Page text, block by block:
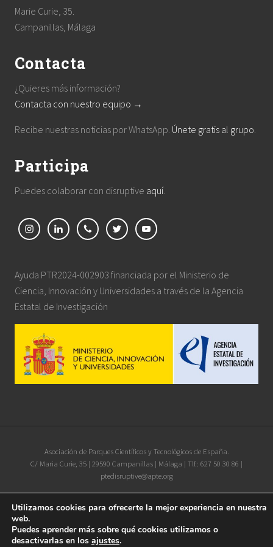
Marie Curie, 35.
Campanillas, Málaga
Contacta
¿Quieres más información?
Contacta con nuestro equipo →
Recibe nuestras noticias por WhatsApp. Únete gratis al grupo.
Participa
Puedes colaborar con disruptive aquí.
Ayuda PTR2024-002903 financiada por el Ministerio de
Ciencia, Innovación y Universidades a través de la Agencia
Estatal de Investigación
Footer
Asociación de Parques Científicos y Tecnológicos de España.
C/ Maria Curie, 35 | 29590 Campanillas | Málaga | Tlf.: 627 50 30 86 |
ptedisruptive@apte.org
Iconos diseñados porxnimrodxfromwww.flaticon.es
Utilizamos cookies para ofrecerte la mejor experiencia en nuestra
web.
Puedes aprender más sobre qué cookies utilizamos o
desactivarlas en los ajustes.